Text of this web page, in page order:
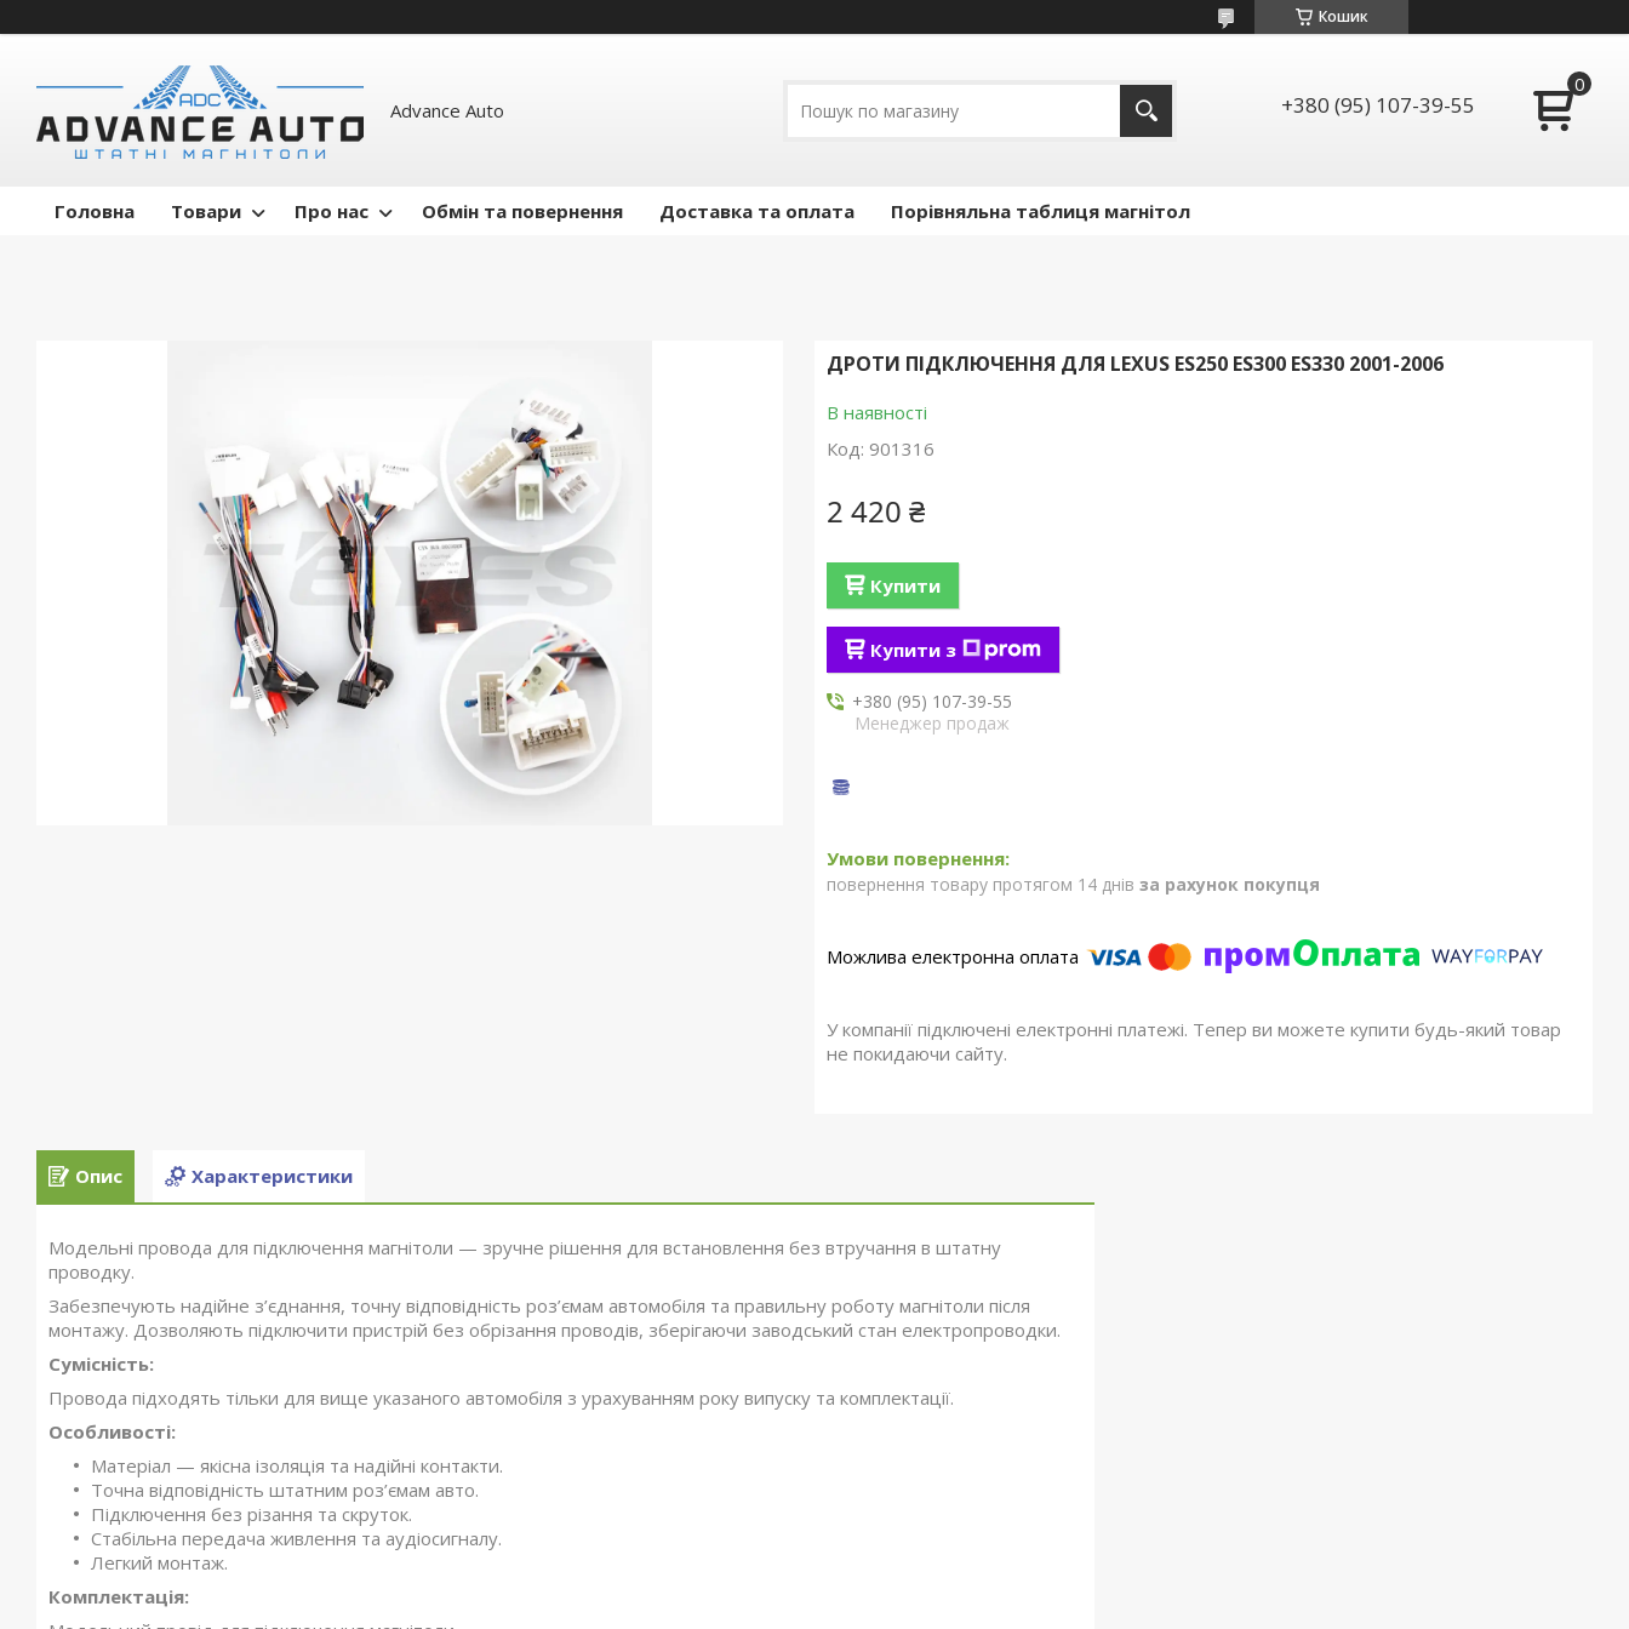
Кошик
Advance Auto +380 (95) 107-39-55
Головна Товари Про нас Обмін та повернення Доставка та оплата Порівняльна таблиця магнітол
ДРОТИ ПІДКЛЮЧЕННЯ ДЛЯ LEXUS ES250 ES300 ES330 2001-2006
В наявності
Код: 901316
2 420 ₴
Купити
Купити з
+380 (95) 107-39-55
Менеджер продаж
повернення товару протягом 14 днів за рахунок покупця
У компанії підключені електронні платежі. Тепер ви можете купити будь-який товар
не покидаючи сайту.
Опис Характеристики
Модельні провода для підключення магнітоли — зручне рішення для встановлення без втручання в штатну
проводку.
Забезпечують надійне з’єднання, точну відповідність роз’ємам автомобіля та правильну роботу магнітоли після
монтажу. Дозволяють підключити пристрій без обрізання проводів, зберігаючи заводський стан електропроводки.
Сумісність:
Провода підходять тільки для вище указаного автомобіля з урахуванням року випуску та комплектації.
Особливості:
Матеріал — якісна ізоляція та надійні контакти.
Точна відповідність штатним роз’ємам авто.
Підключення без різання та скруток.
Стабільна передача живлення та аудіосигналу.
Легкий монтаж.
Комплектація: